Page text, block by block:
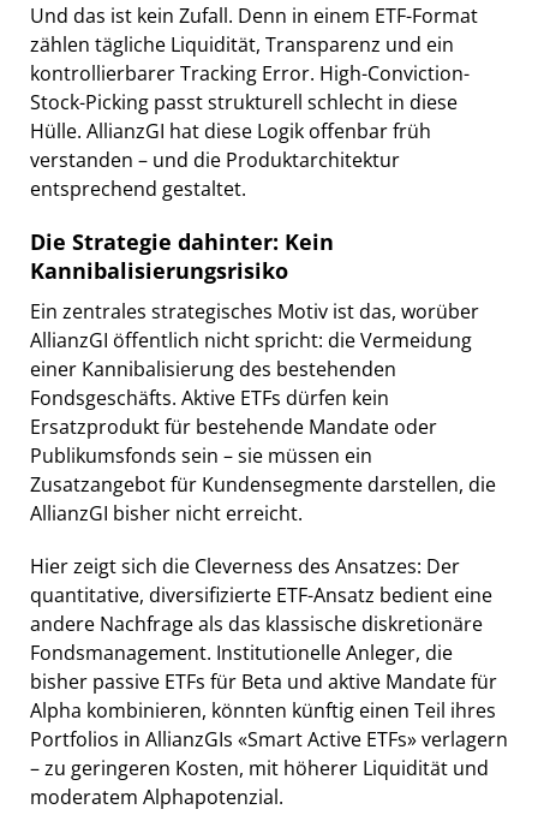
Und das ist kein Zufall. Denn in einem ETF-Format
zählen tägliche Liquidität, Transparenz und ein
kontrollierbarer Tracking Error. High-Conviction-
Stock-Picking passt strukturell schlecht in diese
Hülle. AllianzGI hat diese Logik offenbar früh
verstanden – und die Produktarchitektur
entsprechend gestaltet.
Die Strategie dahinter: Kein
Kannibalisierungsrisiko
Ein zentrales strategisches Motiv ist das, worüber
AllianzGI öffentlich nicht spricht: die Vermeidung
einer Kannibalisierung des bestehenden
Fondsgeschäfts. Aktive ETFs dürfen kein
Ersatzprodukt für bestehende Mandate oder
Publikumsfonds sein – sie müssen ein
Zusatzangebot für Kundensegmente darstellen, die
AllianzGI bisher nicht erreicht.
Hier zeigt sich die Cleverness des Ansatzes: Der
quantitative, diversifizierte ETF-Ansatz bedient eine
andere Nachfrage als das klassische diskretionäre
Fondsmanagement. Institutionelle Anleger, die
bisher passive ETFs für Beta und aktive Mandate für
Alpha kombinieren, könnten künftig einen Teil ihres
Portfolios in AllianzGIs «Smart Active ETFs» verlagern
– zu geringeren Kosten, mit höherer Liquidität und
moderatem Alphapotenzial.